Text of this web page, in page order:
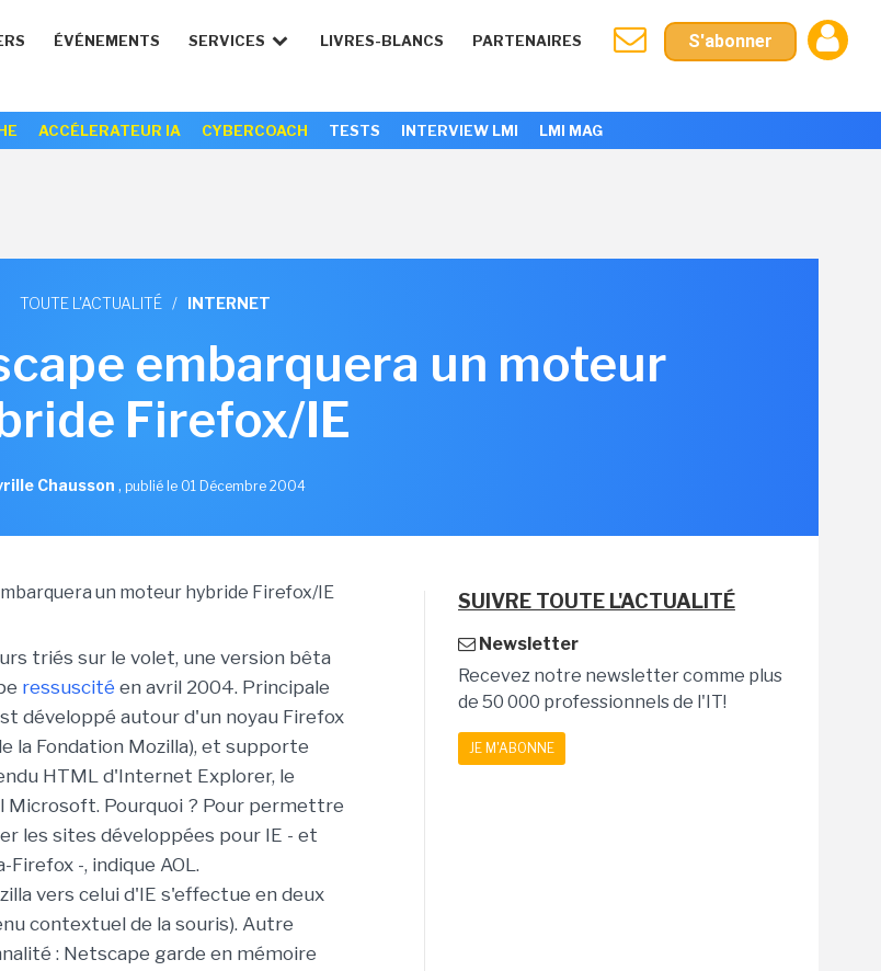
ÉVÉNEMENTS SERVICES LIVRES-BLANCS PARTENAIRES S'abonner
ACCÉLERATEUR IA CYBERCOACH TESTS INTERVIEW LMI LMI MAG
TOUTE L'ACTUALITÉ / INTERNET
embarquera un moteur
Firefox/IE
Chausson , publié le 01 Décembre 2004
triés sur le volet, une version bêta
ressuscité en avril 2004. Principale
développé autour d'un noyau Firefox
la Fondation Mozilla), et supporte
HTML d'Internet Explorer, le
Microsoft. Pourquoi ? Pour permettre
les sites développées pour IE - et
-, indique AOL.
vers celui d'IE s'effectue en deux
contextuel de la souris). Autre
: Netscape garde en mémoire
SUIVRE TOUTE L'ACTUALITÉ
Newsletter
Recevez notre newsletter comme plus
de 50 000 professionnels de l'IT!
JE M'ABONNE